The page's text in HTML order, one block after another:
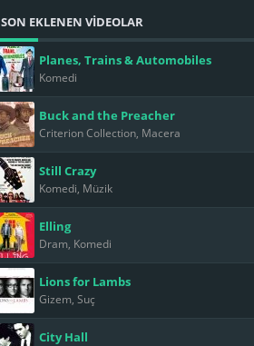
SON EKLENEN VİDEOLAR
Planes, Trains & Automobiles
Komedi
Buck and the Preacher
Criterion Collection, Macera
Still Crazy
Komedi, Müzik
Elling
Dram, Komedi
Lions for Lambs
Gizem, Suç
City Hall